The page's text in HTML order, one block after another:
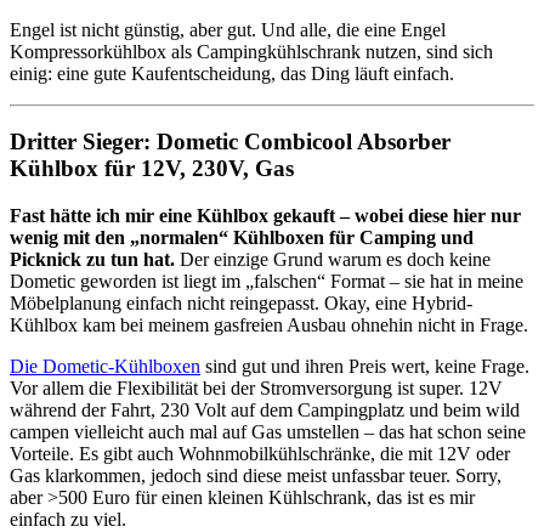
Engel ist nicht günstig, aber gut. Und alle, die eine Engel
Kompressorkühlbox als Campingkühlschrank nutzen, sind sich
einig: eine gute Kaufentscheidung, das Ding läuft einfach.
Dritter Sieger: Dometic Combicool Absorber
Kühlbox für 12V, 230V, Gas
Fast hätte ich mir eine Kühlbox gekauft – wobei diese hier nur
wenig mit den „normalen“ Kühlboxen für Camping und
Picknick zu tun hat. Der einzige Grund warum es doch keine
Dometic geworden ist liegt im „falschen“ Format – sie hat in meine
Möbelplanung einfach nicht reingepasst. Okay, eine Hybrid-
Kühlbox kam bei meinem gasfreien Ausbau ohnehin nicht in Frage.
Die Dometic-Kühlboxen sind gut und ihren Preis wert, keine Frage.
Vor allem die Flexibilität bei der Stromversorgung ist super. 12V
während der Fahrt, 230 Volt auf dem Campingplatz und beim wild
campen vielleicht auch mal auf Gas umstellen – das hat schon seine
Vorteile. Es gibt auch Wohnmobilkühlschränke, die mit 12V oder
Gas klarkommen, jedoch sind diese meist unfassbar teuer. Sorry,
aber >500 Euro für einen kleinen Kühlschrank, das ist es mir
einfach zu viel.